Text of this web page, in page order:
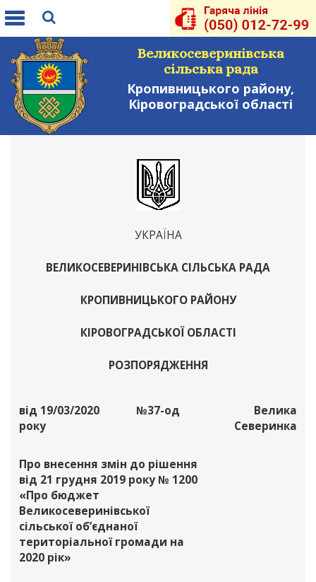
Toggle
Великосеверинівська
сільська рада
Кропивницького району,
Кіровоградської області
УКРАЇНА
ВЕЛИКОСЕВЕРИНІВСЬКА СІЛЬСЬКА РАДА
КРОПИВНИЦЬКОГО РАЙОНУ
КІРОВОГРАДСЬКОЇ ОБЛАСТІ
РОЗПОРЯДЖЕННЯ
від 19/03/2020
року
№37-од
Велика
Северинка
Про внесення змін до рішення
від 21 грудня 2019 року № 1200
«Про бюджет
Великосеверинівської
сільської об’єднаної
територіальної громади на
2020 рік»